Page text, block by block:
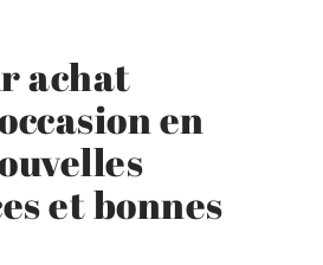
achat
en
et bonnes